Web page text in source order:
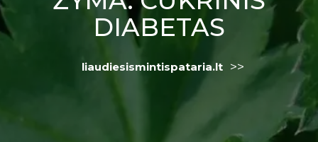
DIABETAS
liaudiesismintispataria.lt >>